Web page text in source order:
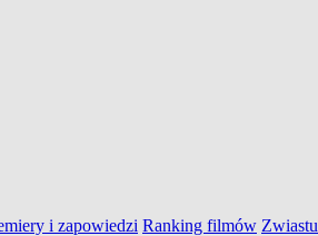
i zapowiedzi Ranking filmów